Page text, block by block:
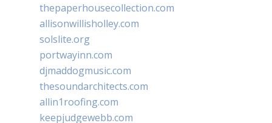
thepaperhousecollection.com
allisonwillisholley.com
solslite.org
portwayinn.com
djmaddogmusic.com
thesoundarchitects.com
allin1roofing.com
keepjudgewebb.com